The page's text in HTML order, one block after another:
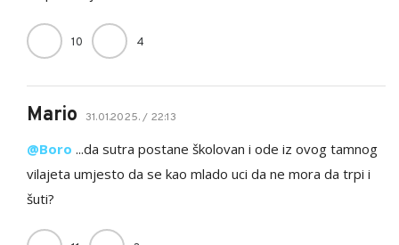
10 4
Mario 31.01.2025. / 22:13
@Boro ...da sutra postane školovan i ode iz ovog tamnog
vilajeta umjesto da se kao mlado uci da ne mora da trpi i
šuti?